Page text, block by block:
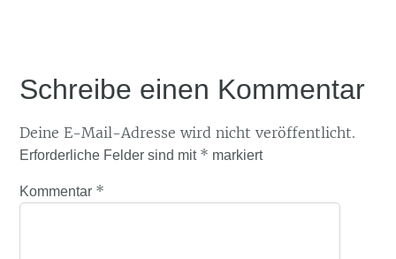
Schreibe einen Kommentar
Deine E-Mail-Adresse wird nicht veröffentlicht.
Erforderliche Felder sind mit * markiert
Kommentar *